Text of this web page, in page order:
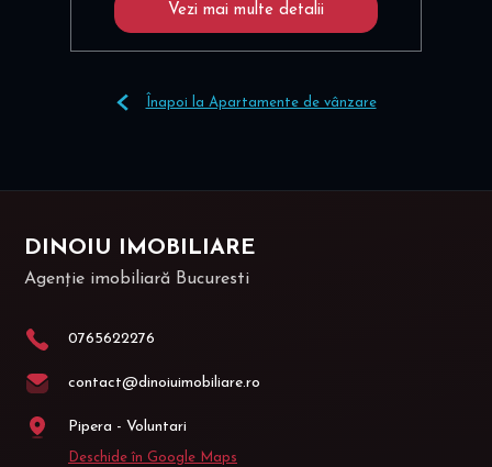
Vezi mai multe detalii
Înapoi la Apartamente de vânzare
DINOIU IMOBILIARE
Agenție imobiliară Bucuresti
0765622276
contact@dinoiuimobiliare.ro
Pipera - Voluntari
Deschide în Google Maps